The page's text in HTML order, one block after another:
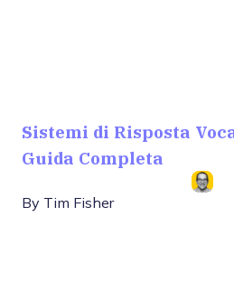
Sistemi di Risposta
Guida Completa
By Tim Fisher